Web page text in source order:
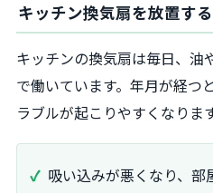
キッチン換気扇を放置す
キッチンの換気扇は毎日、油
で働いています。年月が経つ
ラブルが起こりやすくなります
吸い込みが悪くなり、